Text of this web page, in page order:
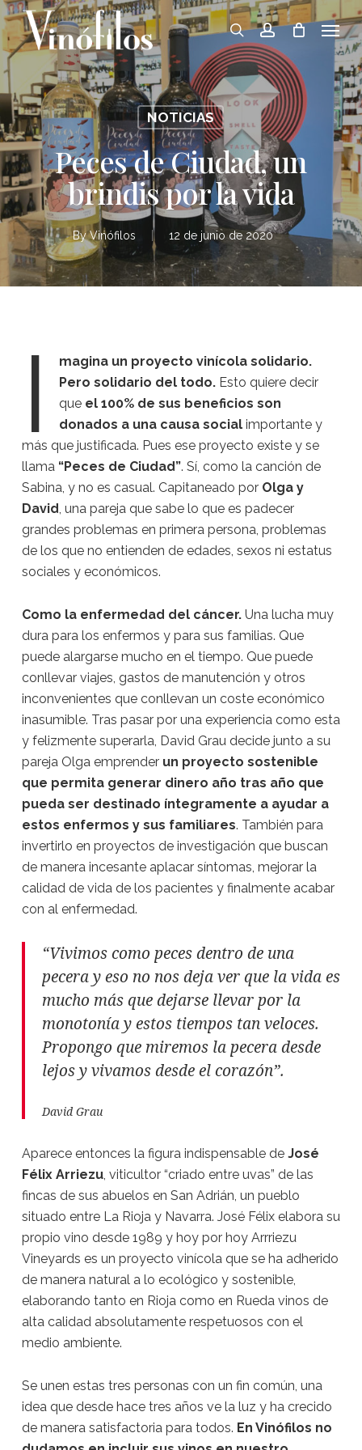
Skip
to
main
content
searchaccount
Menu
NOTICIAS
Peces de Ciudad, un
brindis por la vida
By Vinófilos 12 de junio de 2020
I
magina un proyecto vinícola solidario.
Pero solidario del todo. Esto quiere decir
que el 100% de sus beneficios son
donados a una causa social importante y
más que justificada. Pues ese proyecto existe y se
llama “Peces de Ciudad”. Sí, como la canción de
Sabina, y no es casual. Capitaneado por Olga y
David, una pareja que sabe lo que es padecer
grandes problemas en primera persona, problemas
de los que no entienden de edades, sexos ni estatus
sociales y económicos.
Como la enfermedad del cáncer.Una lucha muy
dura para los enfermos y para sus familias. Que
puede alargarse mucho en el tiempo. Que puede
conllevar viajes, gastos de manutención y otros
inconvenientes que conllevan un coste económico
inasumible. Tras pasar por una experiencia como esta
y felizmente superarla, David Grau decide junto a su
pareja Olga emprender un proyecto sostenible
que permita generar dinero año tras año que
pueda ser destinado íntegramente a ayudar a
estos enfermos y sus familiares. También para
invertirlo en proyectos de investigación que buscan
de manera incesante aplacar síntomas, mejorar la
calidad de vida de los pacientes y finalmente acabar
con al enfermedad.
“Vivimos como peces dentro de una
pecera y eso no nos deja ver que la vida es
mucho más que dejarse llevar por la
monotonía y estos tiempos tan veloces.
Propongo que miremos la pecera desde
lejos y vivamos desde el corazón”.
David Grau
Aparece entonces la figura indispensable de José
Félix Arriezu, viticultor “criado entre uvas” de las
fincas de sus abuelos en San Adrián, un pueblo
situado entre La Rioja y Navarra. José Félix elabora su
propio vino desde 1989 y hoy por hoy Arrriezu
Vineyards es un proyecto vinícola que se ha adherido
de manera natural a lo ecológico y sostenible,
elaborando tanto en Rioja como en Rueda vinos de
alta calidad absolutamente respetuosos con el
medio ambiente.
Se unen estas tres personas con un fin común, una
idea que desde hace tres años ve la luz y ha crecido
de manera satisfactoria para todos. En Vinófilos no